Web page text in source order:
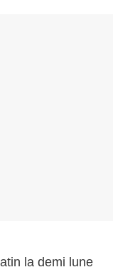
la demi lune